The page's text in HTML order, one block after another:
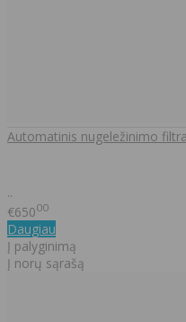
Automatinis nugeležinimo
..
€65000
Daugiau
Į palyginimą
Į norų sąrašą